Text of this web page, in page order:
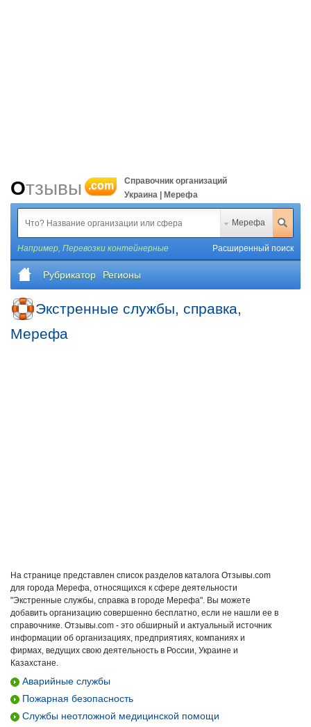
Отзывы .com
Справочник организаций
Украина | Мерефа
Мерефа
Например, Перевозки контейнерные Расширенный поиск
Рубрикатор Регионы
Экстренные службы, справка,
Мерефа
На странице представлен список разделов каталога Отзывы.com
для города Мерефа, относящихся к сфере деятельности
"Экстренные службы, справка в городе Мерефа". Вы можете
добавить организацию совершенно бесплатно, если не нашли ее в
справочнике. Отзывы.com - это обширный и актуальный источник
информации об организациях, предприятиях, компаниях и
фирмах, ведущих свою деятельность в России, Украине и
Казахстане.
Аварийные службы
Пожарная безопасность
Службы неотложной медицинской помощи